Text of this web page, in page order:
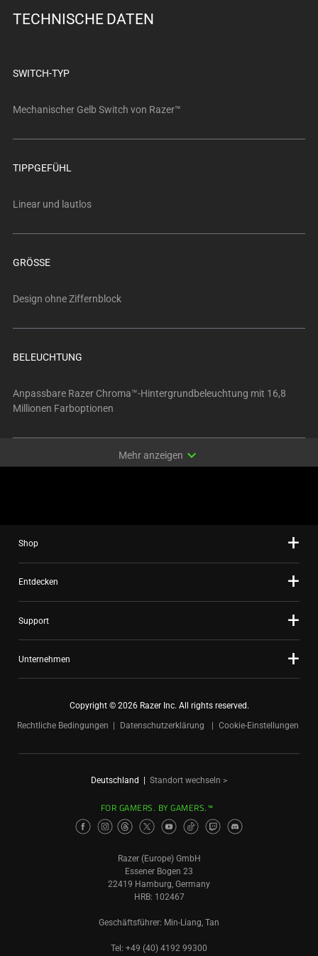
Select
the
buttons
change
main
above.
TECHNISCHE DATEN
SWITCH-TYP
Mechanischer Gelb Switch von Razer™
TIPPGEFÜHL
Linear und lautlos
GRÖSSE
Design ohne Ziffernblock
BELEUCHTUNG
Anpassbare Razer Chroma™-Hintergrundbeleuchtung mit 16,8
Millionen Farboptionen
Mehr anzeigen expand_more
Shop
Entdecken
Support
Unternehmen
Copyright © 2026 Razer Inc. All rights reserved.
Rechtliche Bedingungen
Datenschutzerklärung Cookie-Einstellungen
Deutschland Standort wechseln >
FOR GAMERS. BY GAMERS.™
Razer (Europe) GmbH
Essener Bogen 23
22419 Hamburg, Germany
HRB: 102467
Geschäftsführer: Min-Liang, Tan
Tel: +49 (40) 4192 99300